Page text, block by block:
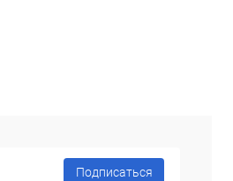
Подписаться